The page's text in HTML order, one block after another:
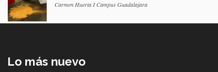
Carmen Huerta I Campus Guadalajara
Lo más nuevo